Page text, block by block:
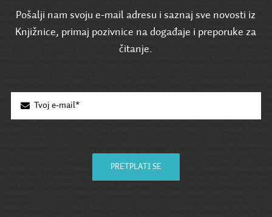
Pošalji nam svoju e-mail adresu i saznaj sve novosti iz
Knjižnice, primaj pozivnice na događaje i preporuke za
čitanje.
PRETPLATI SE